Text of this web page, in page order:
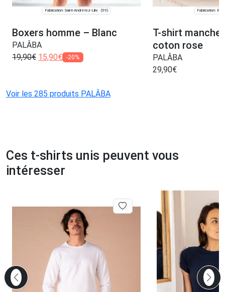
Fabrication: Saint-André-lez-Lille (59)
Boxers homme – Blanc
PALÂBA
19,90€ 15,90€ -20%
Fabrication:
T-shirt manche
coton rose
PALÂBA
29,90€
Voir les 285 produits PALÂBA
Ces t-shirts unis peuvent vous
intéresser